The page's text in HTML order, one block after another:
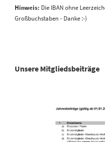
Hinweis: Die IBAN ohne
Großbuchstaben - Danke :-)
Unsere Mitgliedsbeiträge